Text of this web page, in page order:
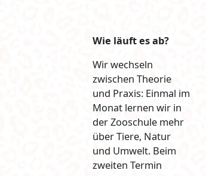
Wie läuft es ab?
Wir wechseln
zwischen Theorie
und Praxis: Einmal im
Monat lernen wir in
der Zooschule mehr
über Tiere, Natur
und Umwelt. Beim
zweiten Termin